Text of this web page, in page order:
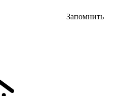
Запомнить